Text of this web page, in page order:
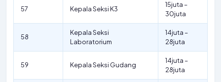
57 Kepala Seksi K3
15juta –
30juta
58
Kepala Seksi
Laboratorium
14juta –
28juta
59 Kepala Seksi Gudang
14juta –
28juta